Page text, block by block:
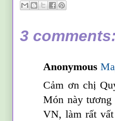
3 comments:
Anonymous
Cảm ơn chị
Món này
VN, làm rất